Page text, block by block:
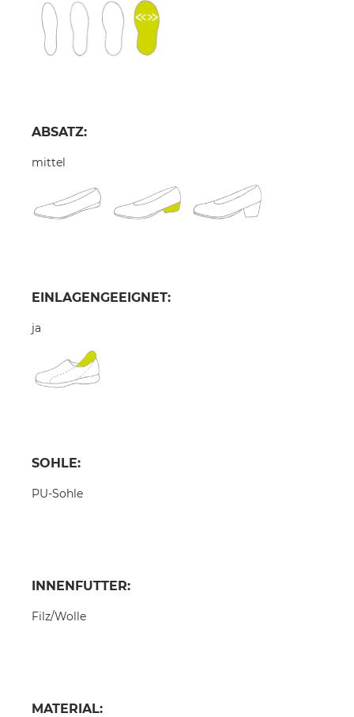
ABSATZ:
mittel
EINLAGENGEEIGNET:
ja
SOHLE:
PU-Sohle
INNENFUTTER:
Filz/Wolle
MATERIAL: